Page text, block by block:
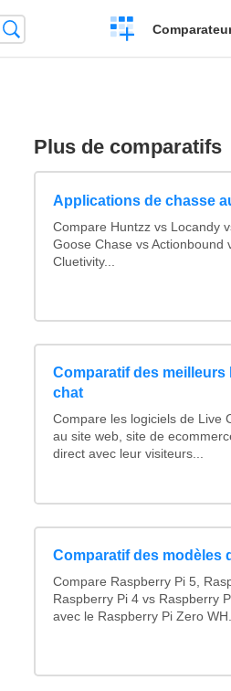
Créer
un
Plus de comparatifs
Applications de chasse
Compare Huntzz vs Locandy
Goose Chase vs Actionbound
Cluetivity...
Comparatif des
chat
Compare les logiciels de Live
au site web, site de
direct avec leur visiteurs...
Comparatif des modèles
Compare Raspberry Pi 5,
Raspberry Pi 4 vs Raspberry
avec le Raspberry Pi Zero